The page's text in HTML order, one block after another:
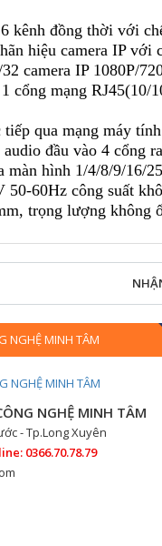
kênh đồng thời với
hiệu camera IP
camera IP 1080P/
cổng mạng
qua mạng máy
đầu vào 4 cổng
màn hình 1/4/8/9/16/
50-60Hz công suất
trọng lượng không
NGHỆ MINH TÂM
NGHỆ MINH TÂM
- Tp.Long Xuyên
0366.70.78.79